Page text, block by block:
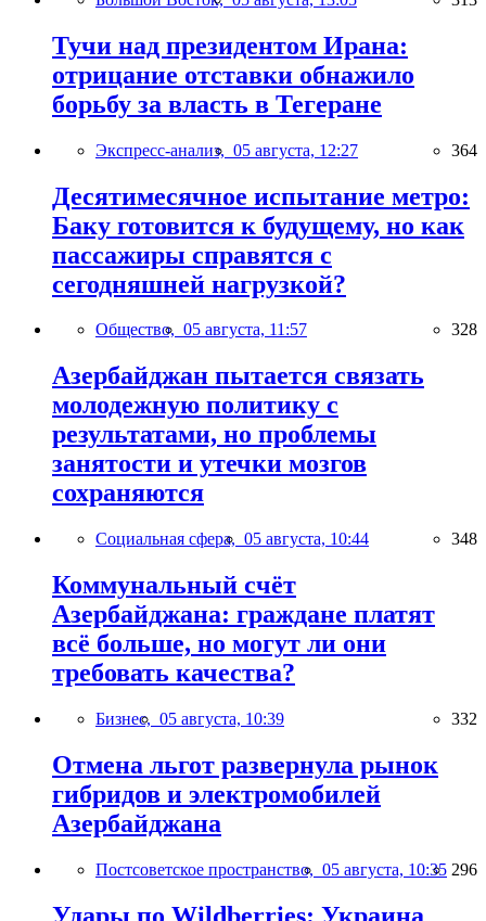
Тучи над президентом Ирана:
отрицание отставки обнажило
борьбу за власть в Тегеране
Экспресс-анализ, 05 августа, 12:27 364
Десятимесячное испытание метро:
Баку готовится к будущему, но как
пассажиры справятся с
сегодняшней нагрузкой?
Общество, 05 августа, 11:57 328
Азербайджан пытается связать
молодежную политику с
результатами, но проблемы
занятости и утечки мозгов
сохраняются
Социальная сфера, 05 августа, 10:44 348
Коммунальный счёт
Азербайджана: граждане платят
всё больше, но могут ли они
требовать качества?
Бизнес, 05 августа, 10:39 332
Отмена льгот развернула рынок
гибридов и электромобилей
Азербайджана
Постсоветское пространство, 05 августа, 10:35 296